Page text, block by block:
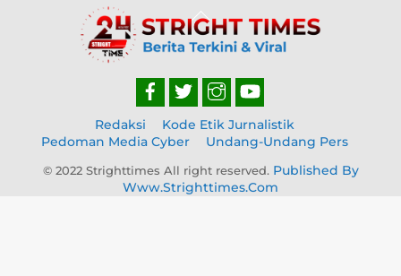
Back
To
Top
Redaksi
Kode Etik Jurnalistik
Pedoman Media Cyber
Undang-Undang Pers
© 2022 Strighttimes All right reserved. Published By
Www.strighttimes.com